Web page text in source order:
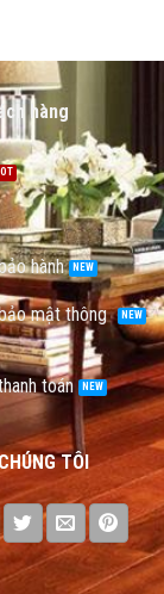
hàng
hành
mật thông
toán
TÔI